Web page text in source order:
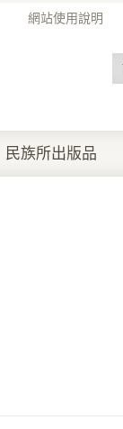
網站使用說明
民族所出版品